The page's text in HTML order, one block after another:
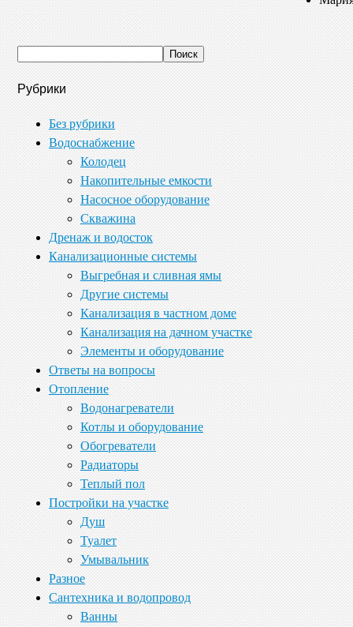
Рубрики
Без рубрики
Водоснабжение
Колодец
Накопительные емкости
Насосное оборудование
Скважина
Дренаж и водосток
Канализационные системы
Выгребная и сливная ямы
Другие системы
Канализация в частном доме
Канализация на дачном участке
Элементы и оборудование
Ответы на вопросы
Отопление
Водонагреватели
Котлы и оборудование
Обогреватели
Радиаторы
Теплый пол
Постройки на участке
Душ
Туалет
Умывальник
Разное
Сантехника и водопровод
Ванны